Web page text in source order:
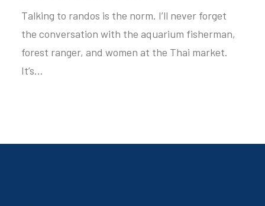
Talking to randos is the norm. I’ll never forget
the conversation with the aquarium fisherman,
forest ranger, and women at the Thai market.
It’s…